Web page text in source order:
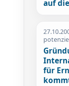
auf
für